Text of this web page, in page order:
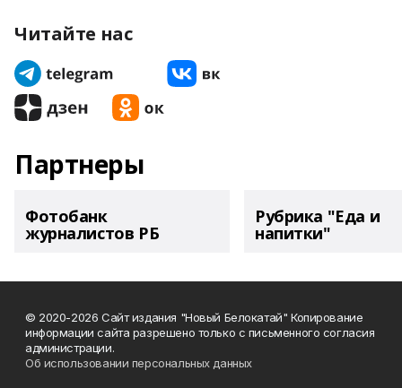
Читайте нас
Партнеры
Фотобанк
журналистов РБ
Рубрика "Еда и
напитки"
© 2020-2026 Сайт издания "Новый Белокатай" Копирование
информации сайта разрешено только с письменного согласия
администрации.
Об использовании персональных данных